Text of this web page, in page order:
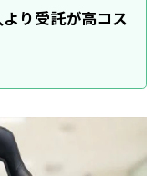
り受託が高コス